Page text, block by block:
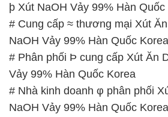
þ Xút NaOH Vảy 99% Hàn Quốc
# Cung cấp ≈ thương mại Xút
NaOH Vảy 99% Hàn Quốc Korea
# Phân phối Þ cung cấp Xút Ăn
Vảy 99% Hàn Quốc Korea
# Nhà kinh doanh φ phân phối
NaOH Vảy 99% Hàn Quốc Korea